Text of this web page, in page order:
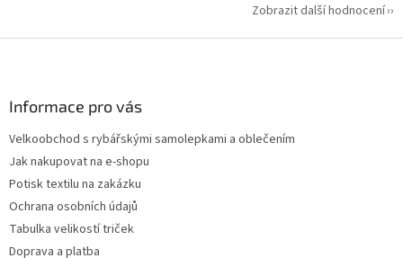
Zobrazit další hodnocení
Informace pro vás
Velkoobchod s rybářskými samolepkami a oblečením
Jak nakupovat na e-shopu
Potisk textilu na zakázku
Ochrana osobních údajů
Tabulka velikostí triček
Doprava a platba